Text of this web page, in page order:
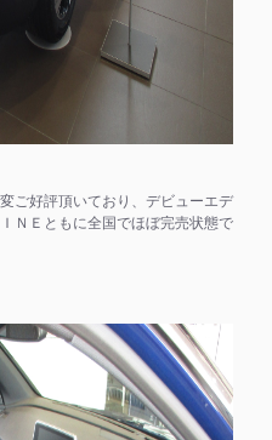
ご好評頂いており、デビューエデ
ＮＥともに全国でほぼ完売状態で